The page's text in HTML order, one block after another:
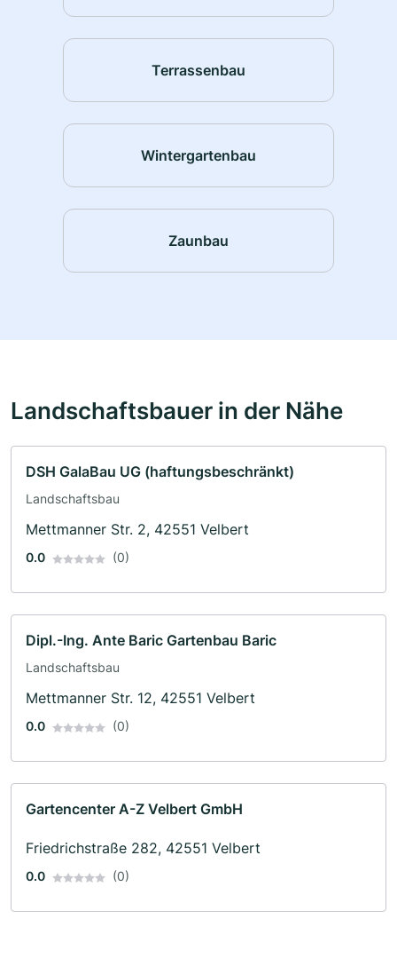
Terrassenbau
Wintergartenbau
Zaunbau
Landschaftsbauer in der Nähe
DSH GalaBau UG (haftungsbeschränkt)
Landschaftsbau
Mettmanner Str. 2, 42551 Velbert
0.0 (0)
Dipl.-Ing. Ante Baric Gartenbau Baric
Landschaftsbau
Mettmanner Str. 12, 42551 Velbert
0.0 (0)
Gartencenter A-Z Velbert GmbH
Friedrichstraße 282, 42551 Velbert
0.0 (0)